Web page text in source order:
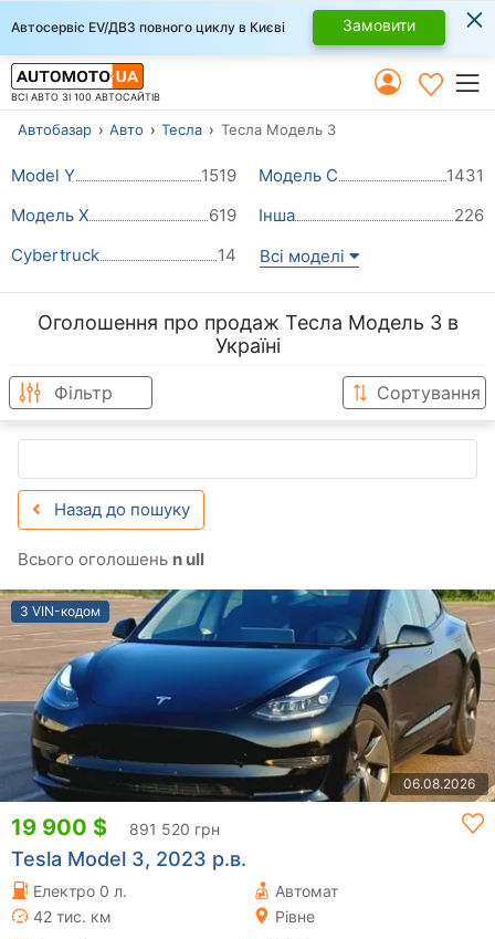
Автосервіс EV/ДВЗ повного циклу в Києві Замовити ×
ВСІ АВТО ЗІ 100 АВТОСАЙТІВ
Автобазар Авто Тесла Тесла Модель 3
Model Y 1519 Модель С
1431
Модель Х
619 Інша
226
Cybertruck
14 Всі моделі
Оголошення про продаж Тесла Модель 3 в
Україні
Фільтр Сортування
Назад до пошуку
Всього оголошень n ull
З VIN-кодом
06.08.2026
19 900 $ 891 520 грн
Tesla Model 3, 2023 р.в.
Електро 0 л.
Автомат
42 тис. км
Рівне